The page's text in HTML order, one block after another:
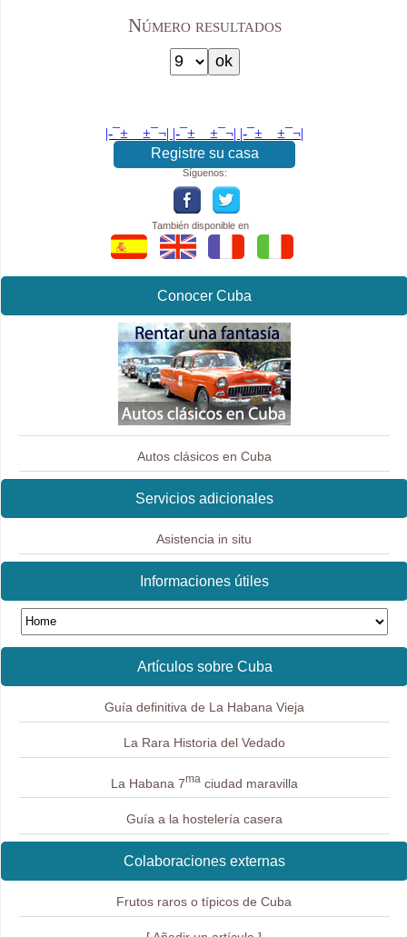
Número resultados
|-¯±­__­±¯¬| |-¯±­__­±¯¬| |-¯±­__­±¯¬|
Registre su casa
Síguenos:
También disponible en
Conocer Cuba
Autos clásicos en Cuba
Servicios adicionales
Asistencia in situ
Informaciones útiles
Artículos sobre Cuba
Guía definitiva de La Habana Vieja
La Rara Historia del Vedado
La Habana 7maciudad maravilla
Guía a la hostelería casera
Colaboraciones externas
Frutos raros o típicos de Cuba